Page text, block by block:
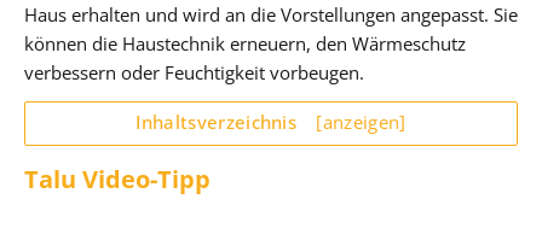
Haus erhalten und wird an die Vorstellungen angepasst. Sie
können die Haustechnik erneuern, den Wärmeschutz
verbessern oder Feuchtigkeit vorbeugen.
Inhaltsverzeichnis [anzeigen]
Talu Video-Tipp